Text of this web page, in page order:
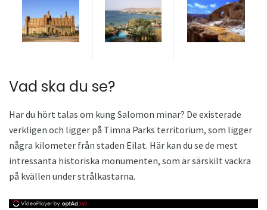
Vad ska du se?
Har du hört talas om kung Salomon minar? De existerade
verkligen och ligger på Timna Parks territorium, som ligger
några kilometer från staden Eilat. Här kan du se de mest
intressanta historiska monumenten, som är särskilt vackra
på kvällen under strålkastarna.